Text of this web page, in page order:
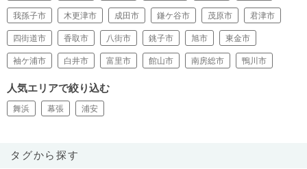
我孫子市 木更津市 成田市 鎌ケ谷市 茂原市 君津市
四街道市 香取市 八街市 銚子市 旭市 東金市
袖ケ浦市 白井市 富里市 館山市 南房総市 鴨川市
人気エリアで絞り込む
舞浜 幕張 浦安
タグから探す